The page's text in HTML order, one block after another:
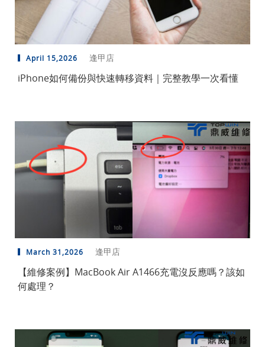
April 15,2026 逢甲店
iPhone如何備份與快速轉移資料｜完整教學一次看懂
March 31,2026 逢甲店
【維修案例】MacBook Air A1466充電沒反應嗎？該如
何處理？